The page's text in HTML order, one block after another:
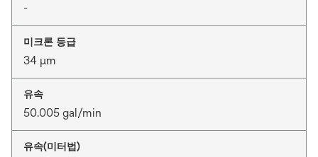
-
미크론 등급
34 μm
유속
50.005 gal/min
유속(미터법)